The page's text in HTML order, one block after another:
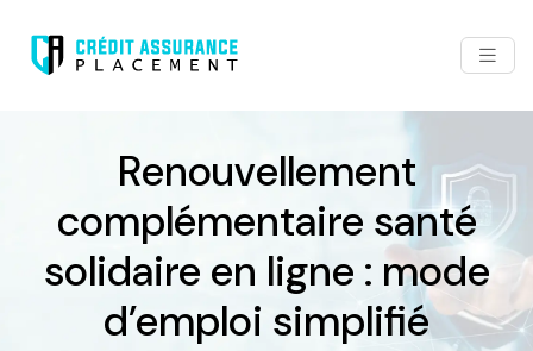
Renouvellement
complémentaire santé
solidaire en ligne : mode
d’emploi simplifié